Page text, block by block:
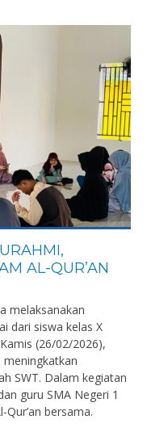
AL-QUR’AN
melaksanakan
dari siswa kelas X
(26/02/2026),
meningkatkan
SWT. Dalam kegiatan
guru SMA Negeri 1
bersama.